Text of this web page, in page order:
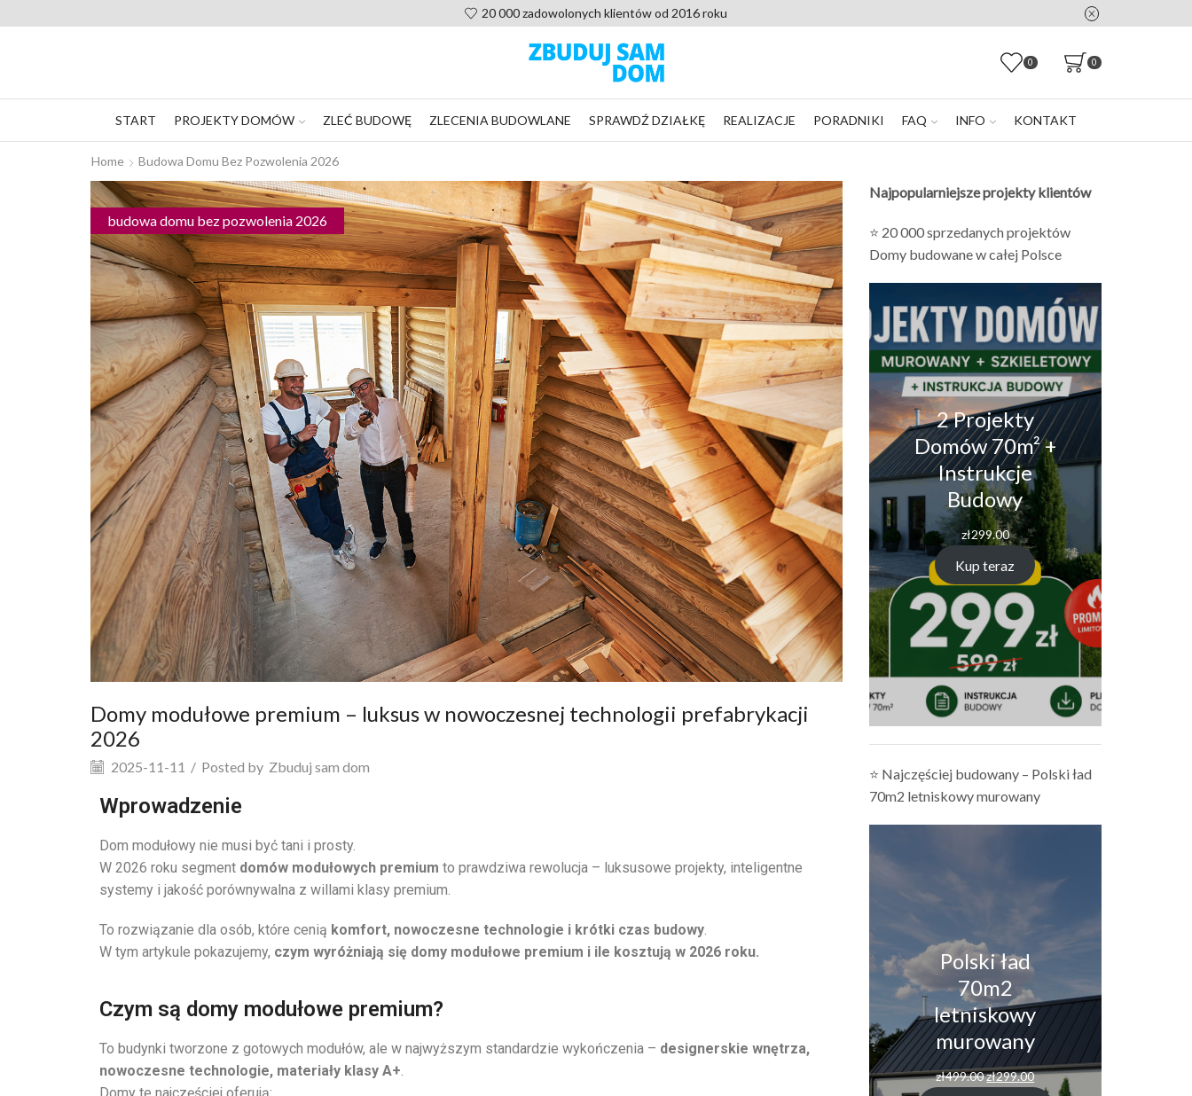
Pomoc po zakupie projektu, nie zostaniesz sam
0 0
START PROJEKTY DOMÓW ZLEĆ BUDOWĘ ZLECENIA BUDOWLANE SPRAWDŹ DZIAŁKĘ REALIZACJE PORADNIKI FAQ INFO KONTAKT
Home Budowa Domu Bez Pozwolenia 2026
budowa domu bez pozwolenia 2026
Domy modułowe premium – luksus w nowoczesnej technologii prefabrykacji
2026
2025-11-11 / Posted by Zbuduj sam dom
Wprowadzenie
Dom modułowy nie musi być tani i prosty.
W 2026 roku segment domów modułowych premium to prawdziwa rewolucja – luksusowe projekty, inteligentne
systemy i jakość porównywalna z willami klasy premium.
To rozwiązanie dla osób, które cenią komfort, nowoczesne technologie i krótki czas budowy.
W tym artykule pokazujemy, czym wyróżniają się domy modułowe premium i ile kosztują w 2026 roku.
Czym są domy modułowe premium?
To budynki tworzone z gotowych modułów, ale w najwyższym standardzie wykończenia – designerskie wnętrza,
nowoczesne technologie, materiały klasy A+.
Najpopularniejsze projekty klientów
⭐ 20 000 sprzedanych projektów
Domy budowane w całej Polsce
2 Projekty
Domów 70m² +
Instrukcje
Budowy
zł299.00
Kup teraz
⭐ Najczęściej budowany – Polski ład
70m2 letniskowy murowany
Polski ład
70m2
letniskowy
murowany
zł499.00zł299.00